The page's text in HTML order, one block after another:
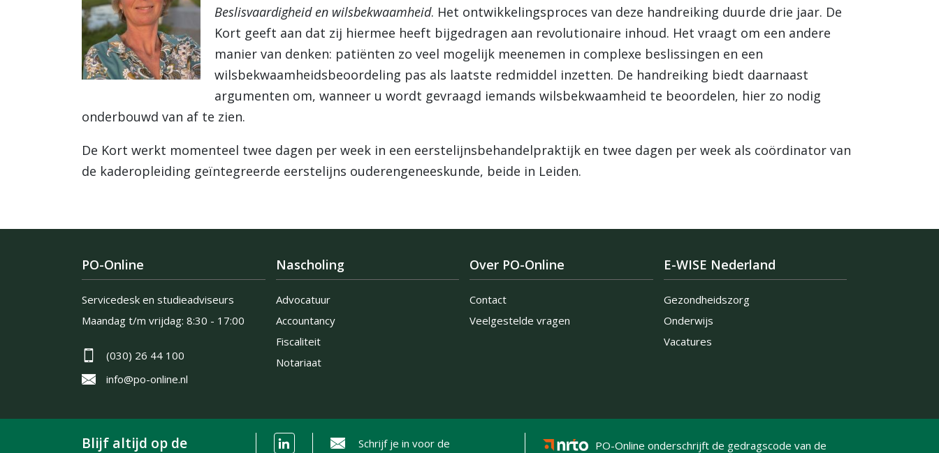
Beslisvaardigheid en wilsbekwaamheid. Het ontwikkelingsproces van deze handreiking duurde drie jaar. De
Kort geeft aan dat zij hiermee heeft bijgedragen aan revolutionaire inhoud. Het vraagt om een andere
manier van denken: patiënten zo veel mogelijk meenemen in complexe beslissingen en een
wilsbekwaamheidsbeoordeling pas als laatste redmiddel inzetten. De handreiking biedt daarnaast
argumenten om, wanneer u wordt gevraagd iemands wilsbekwaamheid te beoordelen, hier zo nodig
onderbouwd van af te zien.
De Kort werkt momenteel twee dagen per week in een eerstelijnsbehandelpraktijk en twee dagen per week als coördinator van
de kaderopleiding geïntegreerde eerstelijns ouderengeneeskunde, beide in Leiden.
PO-Online
Servicedesk en studieadviseurs
Maandag t/m vrijdag: 8:30 - 17:00
(030) 26 44 100
info@po-online.nl
Nascholing
Advocatuur
Accountancy
Fiscaliteit
Notariaat
Over PO-Online
Contact
Veelgestelde vragen
E-WISE Nederland
Gezondheidszorg
Onderwijs
Vacatures
Blijf altijd op de Schrijf je in voor de PO-Online onderschrijft de gedragscode van de